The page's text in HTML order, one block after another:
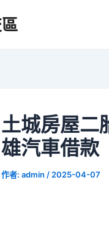
土城房屋二
雄汽車借款
作者: admin / 2025-04-07